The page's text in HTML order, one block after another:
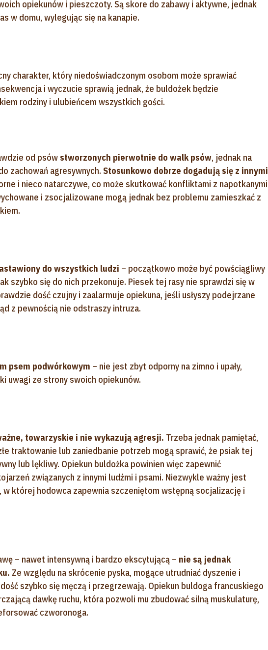
opiekunów i pieszczoty. Są skore do zabawy i aktywne, jednak
w domu, wylegując się na kanapie.
charakter, który niedoświadczonym osobom może sprawiać
i wyczucie sprawią jednak, że buldożek będzie
rodziny i ulubieńcem wszystkich gości.
od psówstworzonych pierwotnie do walk psów, jednak na
zachowań agresywnych. Stosunkowo dobrze dogadują się z innymi
i nieco natarczywe, co może skutkować konfliktami z napotkanymi
i zsocjalizowane mogą jednak bez problemu zamieszkać z
do wszystkich ludzi – początkowo może być powściągliwy
szybko się do nich przekonuje. Piesek tej rasy nie sprawdzi się w
dość czujny i zaalarmuje opiekuna, jeśli usłyszy podejrzane
z pewnością nie odstraszy intruza.
psem podwórkowym – nie jest zbyt odporny na zimno i upały,
uwagi ze strony swoich opiekunów.
towarzyskie i nie wykazują agresji. Trzeba jednak pamiętać,
traktowanie lub zaniedbanie potrzeb mogą sprawić, że psiak tej
lub lękliwy. Opiekun buldożka powinien więc zapewnić
związanych z innymi ludźmi i psami. Niezwykle ważny jest
której hodowca zapewnia szczeniętom wstępną socjalizację i
– nawet intensywną i bardzo ekscytującą – nie są jednak
Ze względu na skrócenie pyska, mogące utrudniać dyszenie i
szybko się męczą i przegrzewają. Opiekun buldoga francuskiego
dawkę ruchu, która pozwoli mu zbudować silną muskulaturę,
czworonoga.